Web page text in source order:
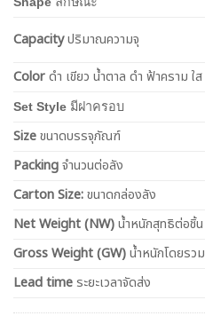
Capacityปริมาณความจุ
Colorดำ เขียว น้ำตาล ดำ ฟ้าคราม ใส
Set Style มีฝาครอบ
Sizeขนาดบรรจุภัณฑ์
Packingจำนวนต่อลัง
Carton Size:ขนาดกล่องลัง
NetWeight (NW)น้ำหนักสุทธิต่อชิ้น
Gross Weight (GW)น้ำหนักโดยรวม
Lead time ระยะเวลาจัดส่ง